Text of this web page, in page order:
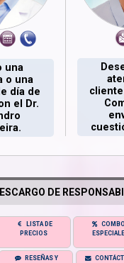
una
o una
día de
el Dr.
DE
LISTA DE
PRECIOS
RESEÑAS Y